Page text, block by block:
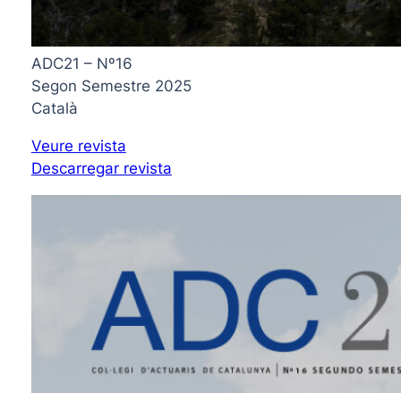
ADC21 – Nº16
Segon Semestre 2025
Català
Veure revista
Descarregar revista